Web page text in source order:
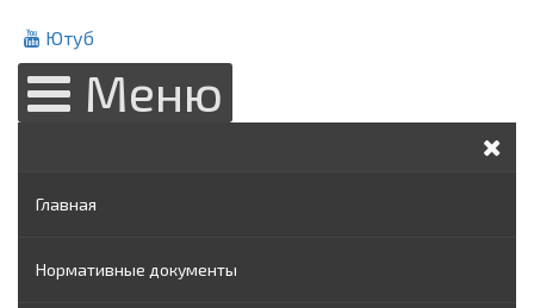
Ютуб
Меню
Главная
Нормативные документы